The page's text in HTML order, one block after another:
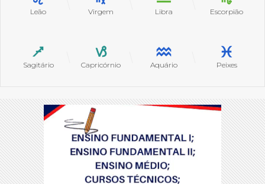
Leão Virgem Libra Escorpião
Sagitário Capricórnio Aquário Peixes